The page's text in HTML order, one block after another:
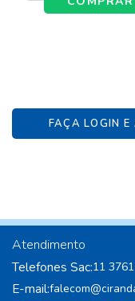
FAÇA LOGIN E
Atendimento
Telefones Sac:11
E-mail: